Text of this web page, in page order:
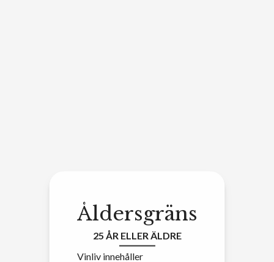
Åldersgräns
25 ÅR ELLER ÄLDRE
Vinliv innehåller